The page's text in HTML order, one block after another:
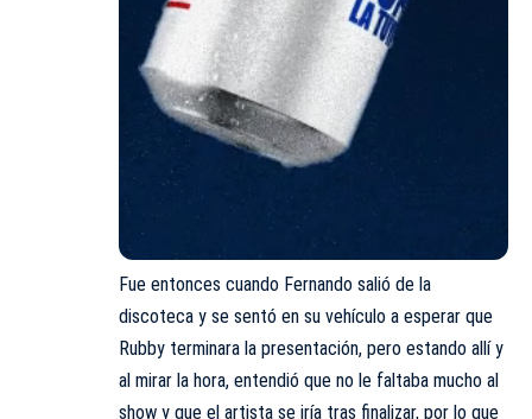
Fue entonces cuando Fernando salió de la
discoteca y se sentó en su vehículo a esperar que
Rubby terminara la presentación, pero estando allí y
al mirar la hora, entendió que no le faltaba mucho al
show y que el artista se iría tras finalizar, por lo que